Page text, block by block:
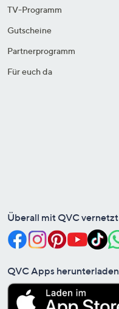
TV-Programm
Gutscheine
Partnerprogramm
Für euch da
Überall mit QVC vernetzt
QVC Apps herunterladen